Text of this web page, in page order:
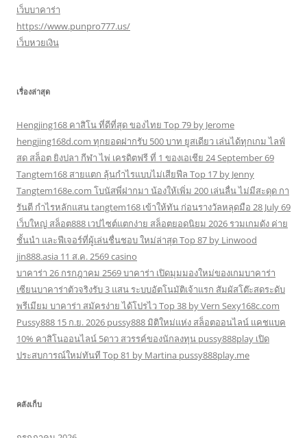
เว็บบาคาร่า
https://www.punpro777.us/
เว็บหวยเงิน
เรื่องล่าสุด
Hengjing168 คาสิโน ที่ดีที่สุด ของไทย Top 79 by Jerome
hengjing168d.com ทุกยอดฝากรับ 500 บาท ยูสเดียว เล่นได้ทุกเกม ไลฟ์
สด สล็อต ยิงปลา กีฬา ไพ่ เครดิตฟรี ที่ 1 ของเอเชีย 24 September 69
Tangtem168 สายแตก ลุ้นกำไรแบบไม่เสียฟีล Top 17 by Jenny
Tangtem168e.com โบนัสพี่ฝากมา น้องให้เพิ่ม 200 เล่นลื่น ไม่มีสะดุด กา
รันตี กำไรหลักแสน tangtem168 เข้าให้ทัน ก่อนรางวัลหลุดมือ 28 July 69
เว็บใหญ่ สล็อต888 เวปไซต์แตกง่าย สล็อตยอดนิยม 2026 รวมเกมดัง ค่าย
ชั้นนำ และฟีเจอร์ที่ผู้เล่นชื่นชอบ ใหม่ล่าสุด Top 87 by Linwood
jin888.asia 11 ส.ค. 2569 casino
บาคาร่า 26 กรกฎาคม 2569 บาคาร่า เปิดมุมมองใหม่ของเกมบาคาร่า
เซียนบาคาร่าตัวจริงรับ 3 แสน ระบบอัตโนมัติเจ้าแรก สัมผัสโต๊ะสดระดับ
พรีเมียม บาคาร่า สมัครง่าย ได้โปรไว Top 38 by Vern Sexy168c.com
Pussy888 15 ก.ย. 2026 pussy888 มิติใหม่แห่ง สล็อตออนไลน์ แคชแบค
10% คาสิโนออนไลน์ 5ดาว สวรรค์ของนักลงทุน pussy888play เปิด
ประสบการณ์ใหม่ทันที Top 81 by Martina pussy888play.me
คลังเก็บ